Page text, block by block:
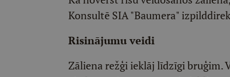
Konsultē SIA "Baumera"
Risinājumu veidi
Zāliena režģi ieklāj līdzīgi bruģim.